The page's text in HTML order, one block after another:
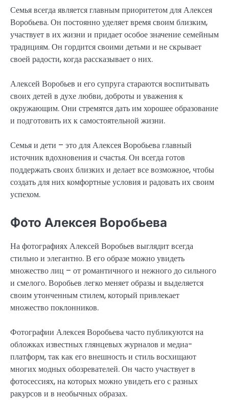
Семья всегда является главным приоритетом для Алексея
Воробьева. Он постоянно уделяет время своим близким,
участвует в их жизни и придает особое значение семейным
традициям. Он гордится своими детьми и не скрывает
своей радости, когда рассказывает о них.
Алексей Воробьев и его супруга стараются воспитывать
своих детей в духе любви, доброты и уважения к
окружающим. Они стремятся дать им хорошее образование
и подготовить их к самостоятельной жизни.
Семья и дети – это для Алексея Воробьева главный
источник вдохновения и счастья. Он всегда готов
поддержать своих близких и делает все возможное, чтобы
создать для них комфортные условия и радовать их своим
успехом.
Фото Алексея Воробьева
На фотографиях Алексей Воробьев выглядит всегда
стильно и элегантно. В его образе можно увидеть
множество лиц – от романтичного и нежного до сильного
и смелого. Воробьев легко меняет образы и выделяется
своим утонченным стилем, который привлекает
множество поклонников.
Фотографии Алексея Воробьева часто публикуются на
обложках известных глянцевых журналов и медиа-
платформ, так как его внешность и стиль восхищают
многих модных обозревателей. Он часто участвует в
фотосессиях, на которых можно увидеть его с разных
ракурсов и в необычных образах.